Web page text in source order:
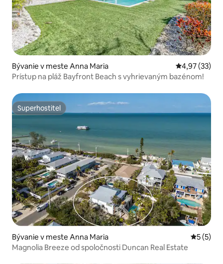
Bývanie v meste Anna Maria Priemerné
4,97 (33)
Prístup na pláž Bayfront Beach s vyhrievaným bazénom!
Superhostiteľ
Superhostiteľ
Bývanie v meste Anna Maria
5 (5)
Magnolia Breeze od spoločnosti Duncan Real Estate